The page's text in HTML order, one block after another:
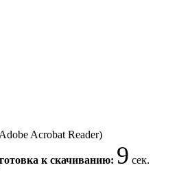
Acrobat Reader)
к скачиванию: 9 сек.